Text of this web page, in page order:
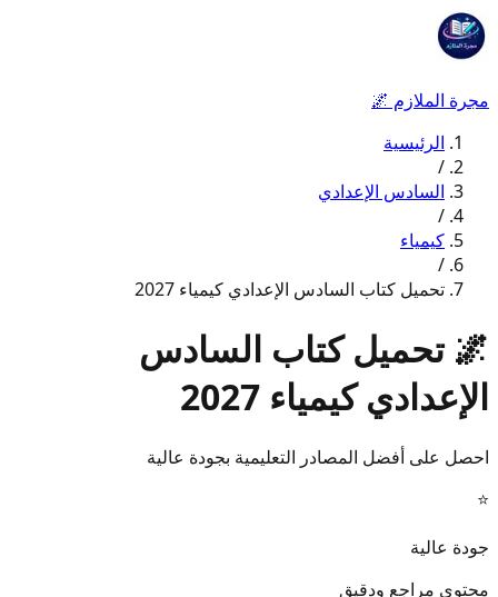
مجرة الملازم 🌌
الرئيسية
/
السادس الإعدادي
/
كيمياء
/
تحميل كتاب السادس الإعدادي كيمياء 2027
🌌 تحميل كتاب السادس
الإعدادي كيمياء 2027
احصل على أفضل المصادر التعليمية بجودة عالية
⭐
جودة عالية
محتوى مراجع ودقيق